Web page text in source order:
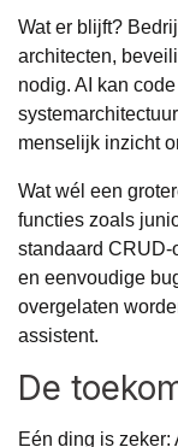
Wat er blijft?
architecten,
nodig. AI kan
menselijk inzicht
Wat wél een
functies zoals
standaard CRUD-
en eenvoudige
overgelaten
assistent.
De
Eén ding is zeker: